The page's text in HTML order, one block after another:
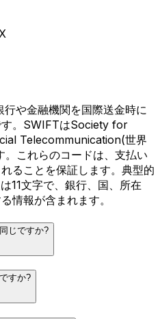
や金融機関を国際送金時に
す。SWIFTはSociety for
Telecommunication(世界
これらのコードは、支払い
ることを保証します。典型的
11文字で、銀行、国、所在
情報が含まれます。
じですか?
すか?